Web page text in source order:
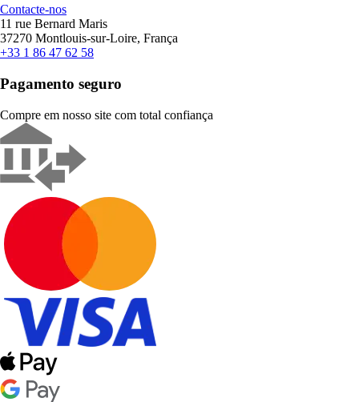
Contacte-nos
11 rue Bernard Maris
37270 Montlouis-sur-Loire, França
+33 1 86 47 62 58
Pagamento seguro
Compre em nosso site com total confiança